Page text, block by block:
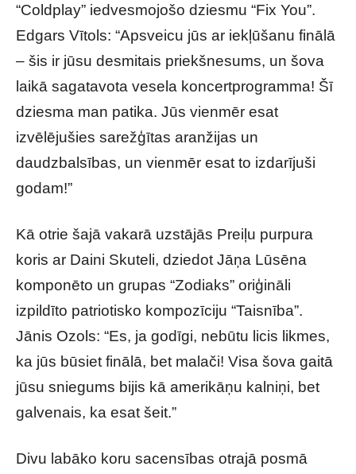
“Coldplay” iedvesmojošo dziesmu “Fix You”.
Edgars Vītols: “Apsveicu jūs ar iekļūšanu finālā
– šis ir jūsu desmitais priekšnesums, un šova
laikā sagatavota vesela koncertprogramma! Šī
dziesma man patika. Jūs vienmēr esat
izvēlējušies sarežģītas aranžijas un
daudzbalsības, un vienmēr esat to izdarījuši
godam!”
Kā otrie šajā vakarā uzstājās Preiļu purpura
koris ar Daini Skuteli, dziedot Jāņa Lūsēna
komponēto un grupas “Zodiaks” oriģināli
izpildīto patriotisko kompozīciju “Taisnība”.
Jānis Ozols: “Es, ja godīgi, nebūtu licis likmes,
ka jūs būsiet finālā, bet malači! Visa šova gaitā
jūsu sniegums bijis kā amerikāņu kalniņi, bet
galvenais, ka esat šeit.”
Divu labāko koru sacensības otrajā posmā